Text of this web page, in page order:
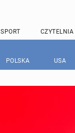
SPORT CZYTELNIA
POLSKA USA